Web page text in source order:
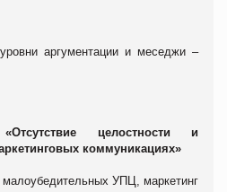
аргументации и меседжи –
целостности и
коммуникациях»
УПЦ, маркетинг